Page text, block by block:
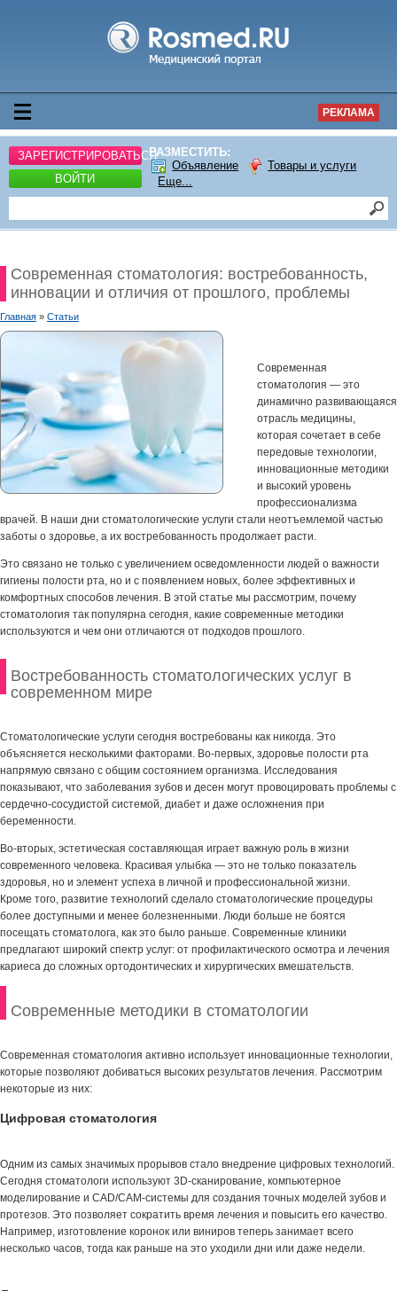
РЕКЛАМА
ЗАРЕГИСТРИРОВАТЬСЯ
ВОЙТИ
РАЗМЕСТИТЬ:
Объявление
Товары и услуги
Еще...
Современная стоматология: востребованность,
инновации и отличия от прошлого, проблемы
Главная » Статьи
Современная
стоматология — это
динамично развивающаяся
отрасль медицины,
которая сочетает в себе
передовые технологии,
инновационные методики
и высокий уровень
профессионализма
врачей. В наши дни стоматологические услуги стали неотъемлемой частью
заботы о здоровье, а их востребованность продолжает расти.
Это связано не только с увеличением осведомленности людей о важности
гигиены полости рта, но и с появлением новых, более эффективных и
комфортных способов лечения. В этой статье мы рассмотрим, почему
стоматология так популярна сегодня, какие современные методики
используются и чем они отличаются от подходов прошлого.
Востребованность стоматологических услуг в
современном мире
Стоматологические услуги сегодня востребованы как никогда. Это
объясняется несколькими факторами. Во-первых, здоровье полости рта
напрямую связано с общим состоянием организма. Исследования
показывают, что заболевания зубов и десен могут провоцировать проблемы с
сердечно-сосудистой системой, диабет и даже осложнения при
беременности.
Во-вторых, эстетическая составляющая играет важную роль в жизни
современного человека. Красивая улыбка — это не только показатель
здоровья, но и элемент успеха в личной и профессиональной жизни.
Кроме того, развитие технологий сделало стоматологические процедуры
более доступными и менее болезненными. Люди больше не боятся
посещать стоматолога, как это было раньше. Современные клиники
предлагают широкий спектр услуг: от профилактического осмотра и лечения
кариеса до сложных ортодонтических и хирургических вмешательств.
Современные методики в стоматологии
Современная стоматология активно использует инновационные технологии,
которые позволяют добиваться высоких результатов лечения. Рассмотрим
некоторые из них:
Цифровая стоматология
Одним из самых значимых прорывов стало внедрение цифровых технологий.
Сегодня стоматологи используют 3D-сканирование, компьютерное
моделирование и CAD/CAM-системы для создания точных моделей зубов и
протезов. Это позволяет сократить время лечения и повысить его качество.
Например, изготовление коронок или виниров теперь занимает всего
несколько часов, тогда как раньше на это уходили дни или даже недели.